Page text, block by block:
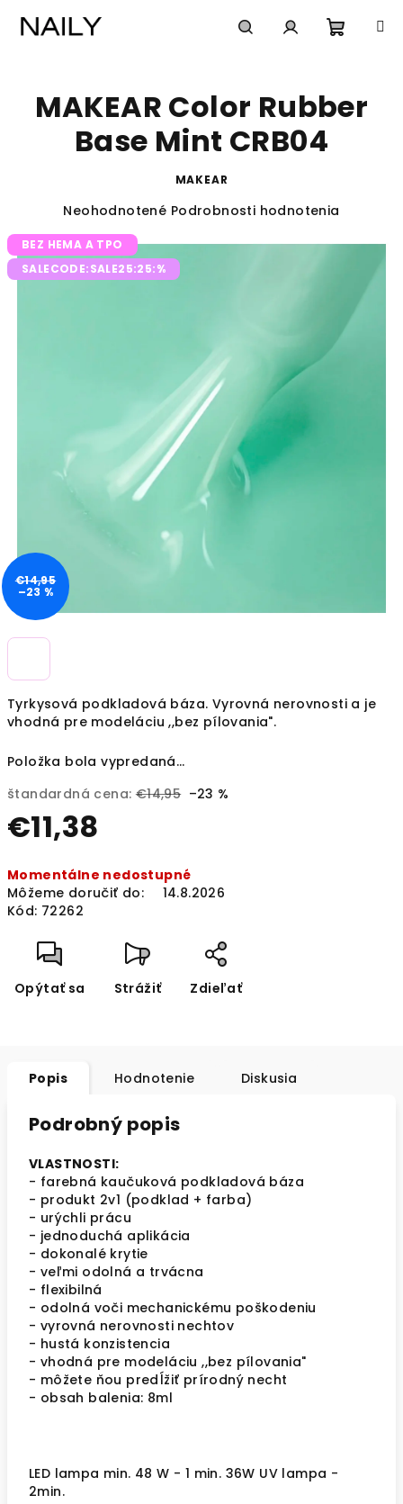
košík
Tyrkysová podkladová báza. Vyrovná nerovnosti a je
vhodná pre modeláciu ,,bez pílovania".
Položka bola vypredaná…
štandardná cena: €14,95 –23 %
€11,38
cena:
Momentálne nedostupné
Môžeme doručiť do:
14.8.2026
Kód: 72262
Opýtať sa Strážiť Zdieľať
MAKEAR Color Rubber
Base Mint CRB04
MAKEAR
Priemerné
produktu
je
0,0
Neohodnotené Podrobnosti hodnotenia
BEZ HEMA A TPO
SALECODE:SALE25:25:%
€14,95
–23 %
Popis Hodnotenie Diskusia
Podrobný popis
VLASTNOSTI:
- farebná kaučuková podkladová báza
- produkt 2v1 (podklad + farba)
- urýchli prácu
- jednoduchá aplikácia
- dokonalé krytie
- veľmi odolná a trvácna
- flexibilná
- odolná voči mechanickému poškodeniu
- vyrovná nerovnosti nechtov
- hustá konzistencia
- vhodná pre modeláciu ,,bez pílovania"
- môžete ňou predĺžiť prírodný necht
- obsah balenia: 8ml
LED lampa min. 48 W - 1 min. 36W UV lampa -
2min.